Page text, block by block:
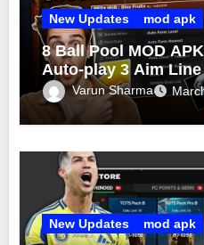
New Updates mod apk
8 Ball Pool MOD
Auto-play 3 Aim
Cash 2025)
Varun Sharma
New Updates mod apk